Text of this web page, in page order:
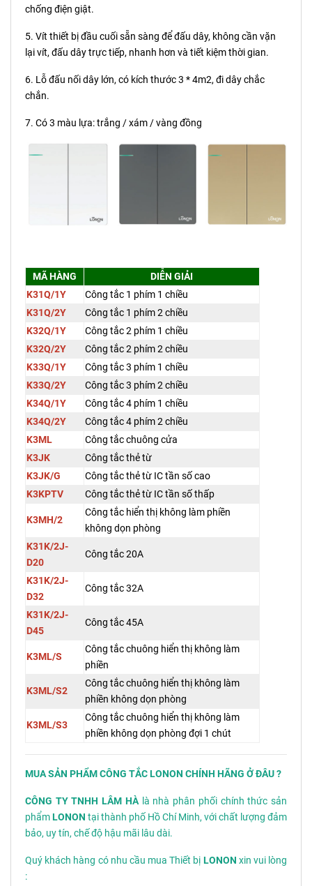
chống điện giật.
5. Vít thiết bị đầu cuối sẵn sàng để đấu dây, không cần vặn
lại vít, đấu dây trực tiếp, nhanh hơn và tiết kiệm thời gian.
6. Lỗ đấu nối dây lớn, có kích thước 3 * 4m2, đi dây chắc
chắn.
7. Có 3 màu lựa: trắng / xám / vàng đồng
MÃ HÀNG
DIỄN GIẢI
K31Q/1Y
Công tắc 1 phím 1 chiều
K31Q/2Y
Công tắc 1 phím 2 chiều
K32Q/1Y
Công tắc 2 phím 1 chiều
K32Q/2Y
Công tắc 2 phím 2 chiều
K33Q/1Y
Công tắc 3 phím 1 chiều
K33Q/2Y
Công tắc 3 phím 2 chiều
K34Q/1Y
Công tắc 4 phím 1 chiều
K34Q/2Y
Công tắc 4 phím 2 chiều
K3ML
Công tắc chuông cửa
K3JK
Công tắc thẻ từ
K3JK/G
Công tắc thẻ từ IC tần số cao
K3KPTV
Công tắc thẻ từ IC tần số thấp
K3MH/2
Công tắc hiển thị không làm phiền
không dọn phòng
K31K/2J-
D20
Công tắc 20A
K31K/2J-
D32
Công tắc 32A
K31K/2J-
D45
Công tắc 45A
K3ML/S
Công tắc chuông hiển thị không làm
phiền
K3ML/S2
Công tắc chuông hiển thị không làm
phiền không dọn phòng
K3ML/S3
Công tắc chuông hiển thị không làm
phiền không dọn phòng đợi 1 chút
MUA SẢN PHẨM CÔNG TẮC LONON CHÍNH HÃNG Ở ĐÂU ?
CÔNG TY TNHH LÂM HÀlà nhà phân phối chính thức sản
phẩmLONON tại thành phố Hồ Chí Minh, với chất lượng đảm
bảo, uy tín, chế độ hậu mãi lâu dài.
Quý khách hàng có nhu cầu mua Thiết bị LONON xin vui lòng
: